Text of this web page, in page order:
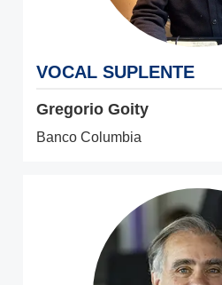
VOCAL SUPLENTE
Gregorio Goity
Banco Columbia